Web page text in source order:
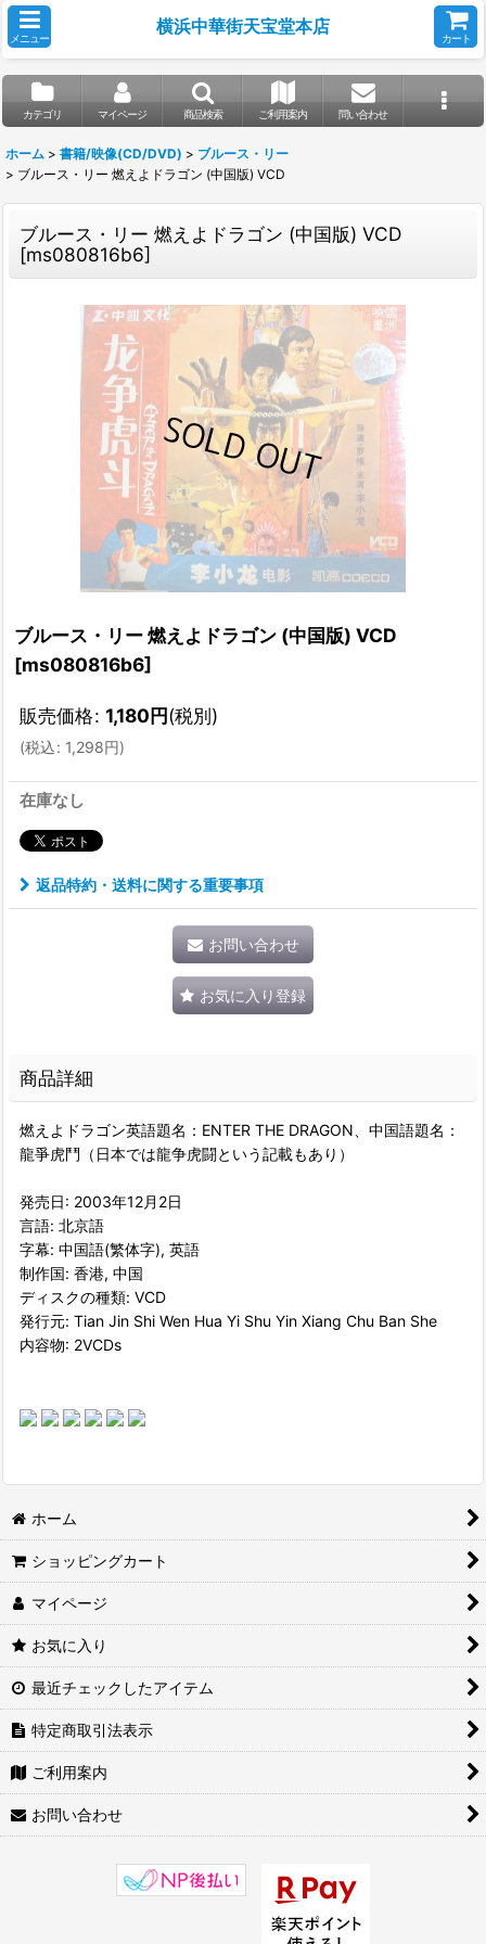
メニュー
横浜中華街天宝堂本店
カート
カテゴリ マイページ 商品検索 ご利用案内 問い合わせ
ホーム > 書籍/映像(CD/DVD) > ブルース・リー
> ブルース・リー 燃えよドラゴン (中国版) VCD
ブルース・リー 燃えよドラゴン (中国版) VCD
[ms080816b6]
ブルース・リー 燃えよドラゴン (中国版) VCD
[ms080816b6]
販売価格: 1,180円(税別)
(税込: 1,298円)
在庫なし
返品特約・送料に関する重要事項
お問い合わせ
お気に入り登録
商品詳細
燃えよドラゴン英語題名：ENTER THE DRAGON、中国語題名：
龍爭虎鬥（日本では龍争虎闘という記載もあり）
発売日: 2003年12月2日
言語: 北京語
字幕: 中国語(繁体字), 英語
制作国: 香港, 中国
ディスクの種類: VCD
発行元: Tian Jin Shi Wen Hua Yi Shu Yin Xiang Chu Ban She
内容物: 2VCDs
ホーム
ショッピングカート
マイページ
お気に入り
最近チェックしたアイテム
特定商取引法表示
ご利用案内
お問い合わせ